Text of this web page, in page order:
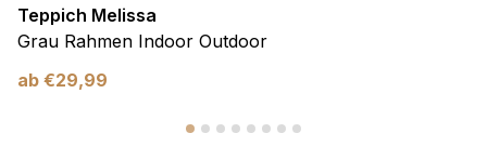
Teppich Melissa
Grau Rahmen Indoor Outdoor
ab €29,99